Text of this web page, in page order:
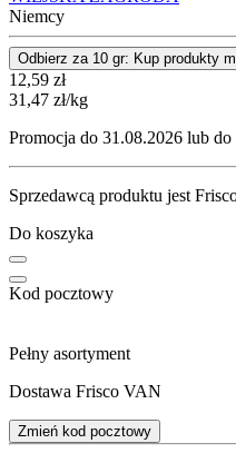
Niemcy
Odbierz za 10 gr: Kup produkty
Cena
12,59 zł
31,47 zł/kg
Promocja do 31.08.2026 lub
Sprzedawcą produktu jest
Do koszyka
Kod pocztowy
Pełny asortyment
Dostawa Frisco VAN
Zmień kod pocztowy